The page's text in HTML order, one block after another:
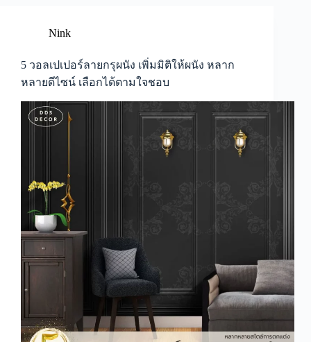
นิ
ไม่
น่า
จาก
5
โทน
ขาว
สุด
คลาส
สิก
Nink
5 วอลเปเปอร์ลายกรุผนัง เพิ่มมิติให้ผนัง หลาก
หลายดีไซน์ เลือกได้ตามใจชอบ